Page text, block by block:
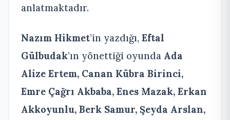
anlatmaktadır.
Nazım Hikmet’in yazdığı, Eftal
Gülbudak’ın yönettiği oyunda Ada
Alize Ertem, Canan Kübra Birinci,
Emre Çağrı Akbaba, Enes Mazak, Erkan
Akkoyunlu, Berk Samur, Şeyda Arslan,